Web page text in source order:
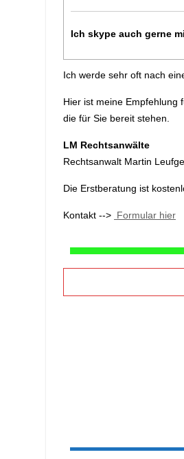
Ich skype auch gerne
Ich werde sehr oft nach
Hier ist meine Empfehlung
die für Sie bereit stehen.
LM Rechtsanwälte
Rechtsanwalt Martin
Die Erstberatung ist
Kontakt --> Formular hier